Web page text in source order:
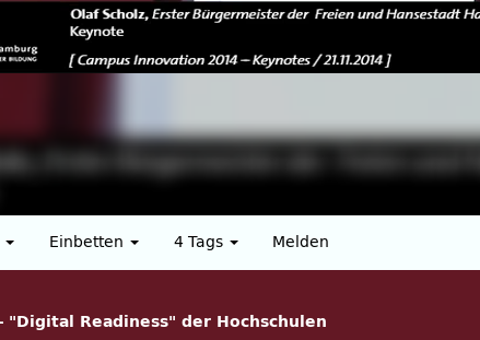
Einbetten 4 Tags Melden
Readiness" der Hochschulen